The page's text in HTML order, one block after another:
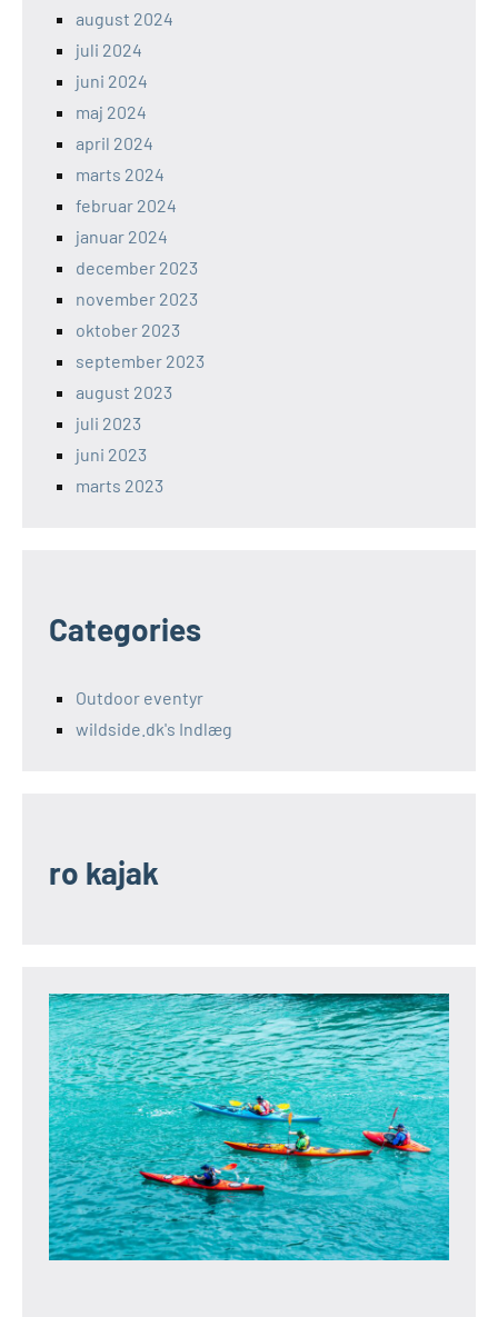
august 2024
juli 2024
juni 2024
maj 2024
april 2024
marts 2024
februar 2024
januar 2024
december 2023
november 2023
oktober 2023
september 2023
august 2023
juli 2023
juni 2023
marts 2023
Categories
Outdoor eventyr
wildside.dk's Indlæg
ro kajak